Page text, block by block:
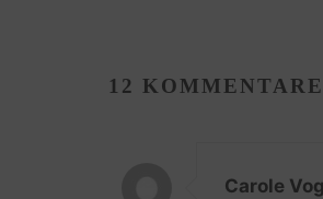
12 KOMMENTARE
Carole